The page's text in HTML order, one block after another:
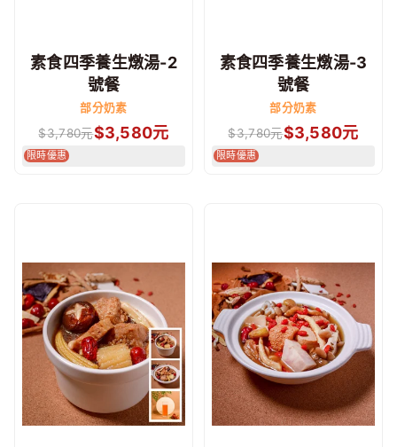
素食四季養生燉湯-2
號餐
部分奶素
$3,780元$3,580元
限時優惠
素食四季養生燉湯-3
號餐
部分奶素
$3,780元$3,580元
限時優惠